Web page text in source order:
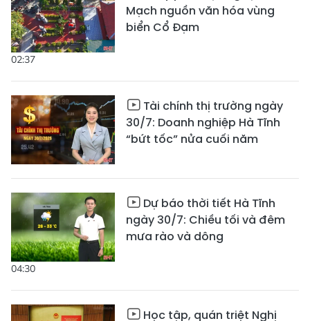
02:37
Mạch nguồn văn hóa vùng
biển Cổ Đạm
Tài chính thị trường ngày
30/7: Doanh nghiệp Hà Tĩnh
“bứt tốc” nửa cuối năm
04:30
Dự báo thời tiết Hà Tĩnh
ngày 30/7: Chiều tối và đêm
mưa rào và dông
Học tập, quán triệt Nghị